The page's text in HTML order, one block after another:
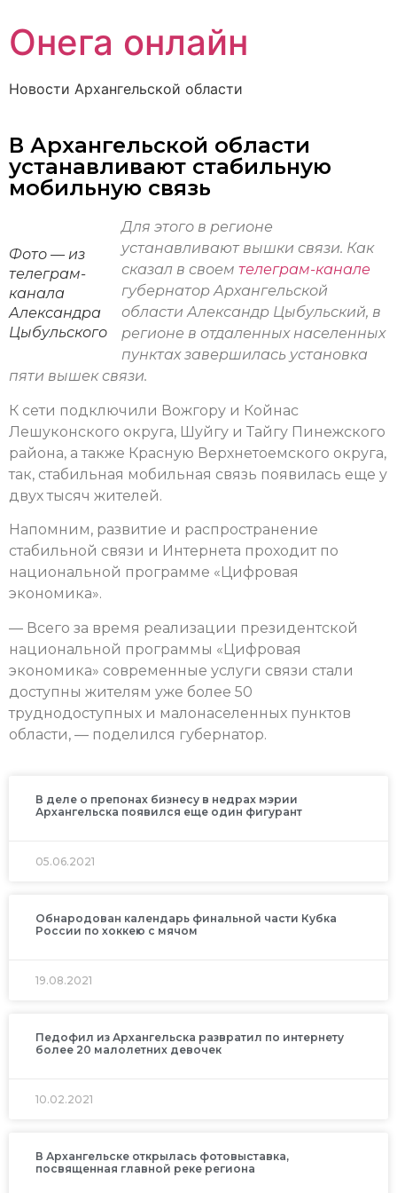
Онега онлайн
Новости Архангельской области
В Архангельской области
устанавливают стабильную
мобильную связь
Фото — из
телеграм-
канала
Александра
Цыбульского
Для этого в регионе
устанавливают вышки связи. Как
сказал в своем телеграм-канале
губернатор Архангельской
области Александр Цыбульский, в
регионе в отдаленных населенных
пунктах завершилась установка
пяти вышек связи.
К сети подключили Вожгору и Койнас
Лешуконского округа, Шуйгу и Тайгу Пинежского
района, а также Красную Верхнетоемского округа,
так, стабильная мобильная связь появилась еще у
двух тысяч жителей.
Напомним, развитие и распространение
стабильной связи и Интернета проходит по
национальной программе «Цифровая
экономика».
— Всего за время реализации президентской
национальной программы «Цифровая
экономика» современные услуги связи стали
доступны жителям уже более 50
труднодоступных и малонаселенных пунктов
области, — поделился губернатор.
В деле о препонах бизнесу в недрах мэрии
Архангельска появился еще один фигурант
05.06.2021
Обнародован календарь финальной части Кубка
России по хоккею с мячом
19.08.2021
Педофил из Архангельска развратил по интернету
более 20 малолетних девочек
10.02.2021
В Архангельске открылась фотовыставка,
посвященная главной реке региона